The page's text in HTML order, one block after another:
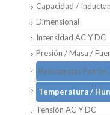
Capacidad /
Dimensional
Intensidad AC Y DC
Presión / Masa /
Resistencias
Temperatura /
Tensión AC Y DC